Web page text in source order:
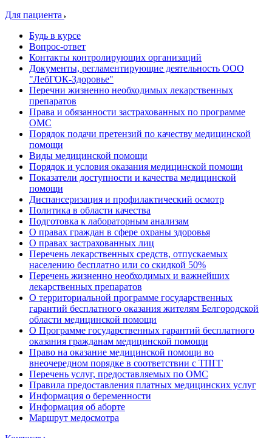
Для пациента
Будь в курсе
Вопрос-ответ
Контакты контролирующих организаций
Документы, регламентирующие деятельность ООО
"ЛебГОК-Здоровье"
Перечни жизненно необходимых лекарственных
препаратов
Права и обязанности застрахованных по программе
ОМС
Порядок подачи претензий по качеству медицинской
помощи
Виды медицинской помощи
Порядок и условия оказания медицинской помощи
Показатели доступности и качества медицинской
помощи
Диспансеризация и профилактический осмотр
Политика в области качества
Подготовка к лабораторным анализам
О правах граждан в сфере охраны здоровья
О правах застрахованных лиц
Перечень лекарственных средств, отпускаемых
населению бесплатно или со скидкой 50%
Перечень жизненно необходимых и важнейших
лекарственных препаратов
О территориальной программе государственных
гарантий бесплатного оказания жителям Белгородской
области медицинской помощи
О Программе государственных гарантий бесплатного
оказания гражданам медицинской помощи
Право на оказание медицинской помощи во
внеочередном порядке в соответствии с ТПГГ
Перечень услуг, предоставляемых по ОМС
Правила предоставления платных медицинских услуг
Информация о беременности
Информация об аборте
Маршрут медосмотра